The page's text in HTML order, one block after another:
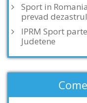
Sport in
prevad
IPRM Sport
Judetene